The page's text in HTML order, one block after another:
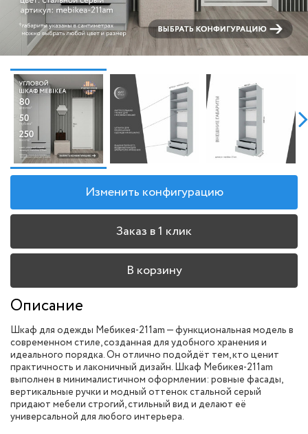
Изменить конфигурацию
Заказ в 1 клик
В корзину
Описание
Шкаф для одежды Мебикея-211am — функциональная модель в
современном стиле, созданная для удобного хранения и
идеального порядка. Он отлично подойдёт тем, кто ценит
практичность и лаконичный дизайн. Шкаф Мебикея-211am
выполнен в минималистичном оформлении: ровные фасады,
вертикальные ручки и модный оттенок стальной серый
придают мебели строгий, стильный вид и делают её
универсальной для любого интерьера.